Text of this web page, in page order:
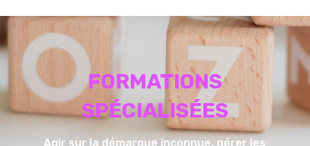
FORMATIONS
SPÉCIALISÉES
Agir sur la démarque inconnue, gérer les